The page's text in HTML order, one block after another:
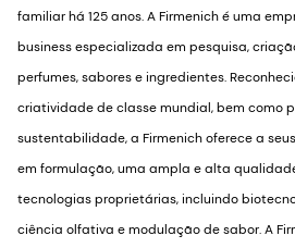
familiar há 125 anos. A Firmenich é uma
business especializada em pesquisa,
perfumes, sabores e ingredientes.
criatividade de classe mundial, bem como
sustentabilidade, a Firmenich oferece a
em formulação, uma ampla e alta
tecnologias proprietárias, incluindo
ciência olfativa e modulação de sabor. A